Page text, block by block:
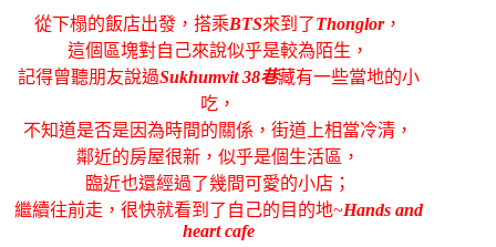
從下榻的飯店出發，搭乘BTS來到了Thonglor，
這個區塊對自己來說似乎是較為陌生，
記得曾聽朋友說過Sukhumvit 38巷藏有一些當地的小
吃，
不知道是否是因為時間的關係，街道上相當冷清，
鄰近的房屋很新，似乎是個生活區，
臨近也還經過了幾間可愛的小店；
繼續往前走，很快就看到了自己的目的地~Hands and
heart cafe